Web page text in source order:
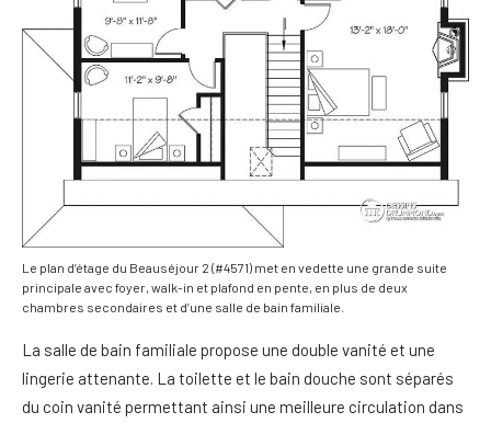
Le plan d’étage du Beauséjour 2 (#4571) met en vedette une grande suite
principale avec foyer, walk-in et plafond en pente, en plus de deux
chambres secondaires et d’une salle de bain familiale.
La salle de bain familiale propose une double vanité et une
lingerie attenante. La toilette et le bain douche sont séparés
du coin vanité permettant ainsi une meilleure circulation dans